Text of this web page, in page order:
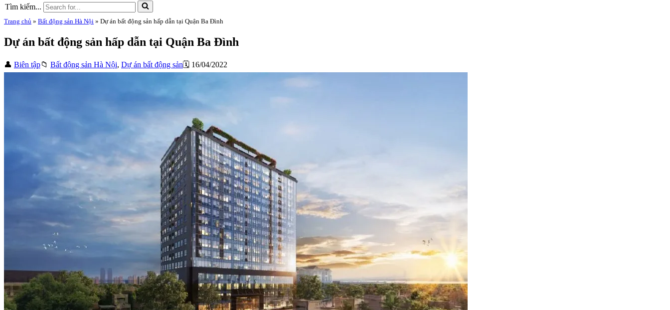
Tìm kiếm...
Trang chủ » Bất động sản Hà Nội » Dự án bất động sản hấp dẫn tại Quận Ba Đình
Dự án bất động sản hấp dẫn tại Quận Ba Đình
👤 Biên tập📁 Bất động sản Hà Nội, Dự án bất động sản🗓️ 16/04/2022